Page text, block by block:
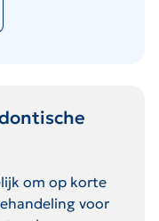
om op korte
voor